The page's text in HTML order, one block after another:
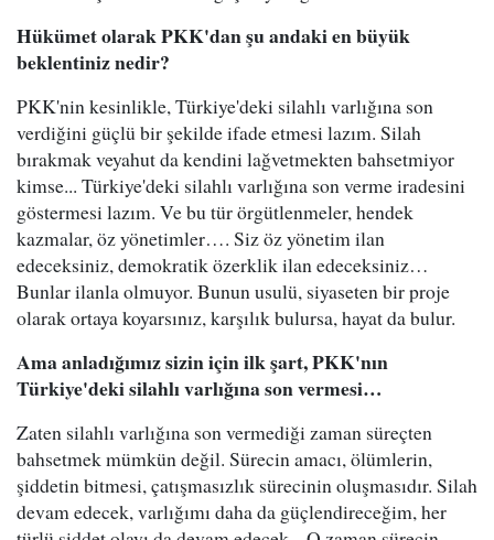
Hükümet olarak PKK'dan şu andaki en büyük
beklentiniz nedir?
PKK'nin kesinlikle, Türkiye'deki silahlı varlığına son
verdiğini güçlü bir şekilde ifade etmesi lazım. Silah
bırakmak veyahut da kendini lağvetmekten bahsetmiyor
kimse... Türkiye'deki silahlı varlığına son verme iradesini
göstermesi lazım. Ve bu tür örgütlenmeler, hendek
kazmalar, öz yönetimler…. Siz öz yönetim ilan
edeceksiniz, demokratik özerklik ilan edeceksiniz…
Bunlar ilanla olmuyor. Bunun usulü, siyaseten bir proje
olarak ortaya koyarsınız, karşılık bulursa, hayat da bulur.
Ama anladığımız sizin için ilk şart, PKK'nın
Türkiye'deki silahlı varlığına son vermesi…
Zaten silahlı varlığına son vermediği zaman süreçten
bahsetmek mümkün değil. Sürecin amacı, ölümlerin,
şiddetin bitmesi, çatışmasızlık sürecinin oluşmasıdır. Silah
devam edecek, varlığımı daha da güçlendireceğim, her